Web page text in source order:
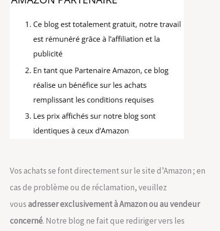
Vos achats se font directement sur le site d’Amazon ; en
cas de problème ou de réclamation, veuillez
vousadresser exclusivement à Amazon ou au vendeur
concerné. Notre blog ne fait que rediriger vers les